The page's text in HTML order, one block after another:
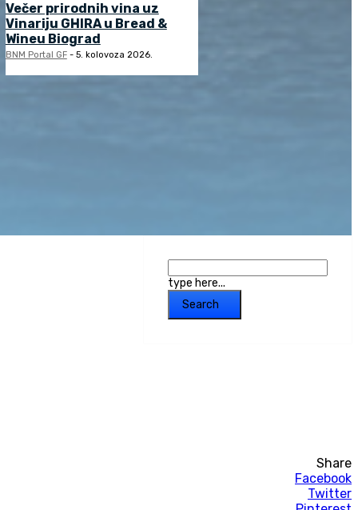
Večer prirodnih vina uz
Vinariju GHIRA u Bread &
Wineu Biograd
BNM Portal GF - 5. kolovoza 2026.
type here...
Search
Share
Facebook
Twitter